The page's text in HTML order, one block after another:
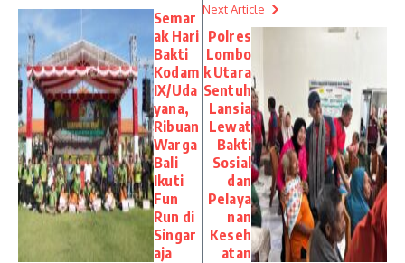
Semar
ak Hari
Bakti
Kodam
IX/Uda
yana,
Ribuan
Warga
Bali
Ikuti
Fun
Run di
Singar
aja
Next Article
Polres
Lombo
k Utara
Sentuh
Lansia
Lewat
Bakti
Sosial
dan
Pelaya
nan
Keseh
atan